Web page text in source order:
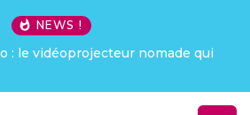
NEWS !
: le vidéoprojecteur nomade qui